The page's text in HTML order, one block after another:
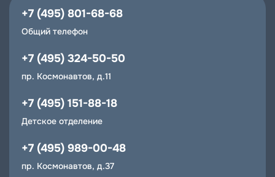
+7 (495) 801-68-68
Общий телефон
+7 (495) 324-50-50
пр. Космонавтов, д.11
+7 (495) 151-88-18
Детское отделение
+7 (495) 989-00-48
пр. Космонавтов, д.37
Балашиха
общую